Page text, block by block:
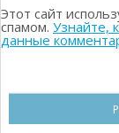
Этот сайт
спамом. Узнайте,
данные